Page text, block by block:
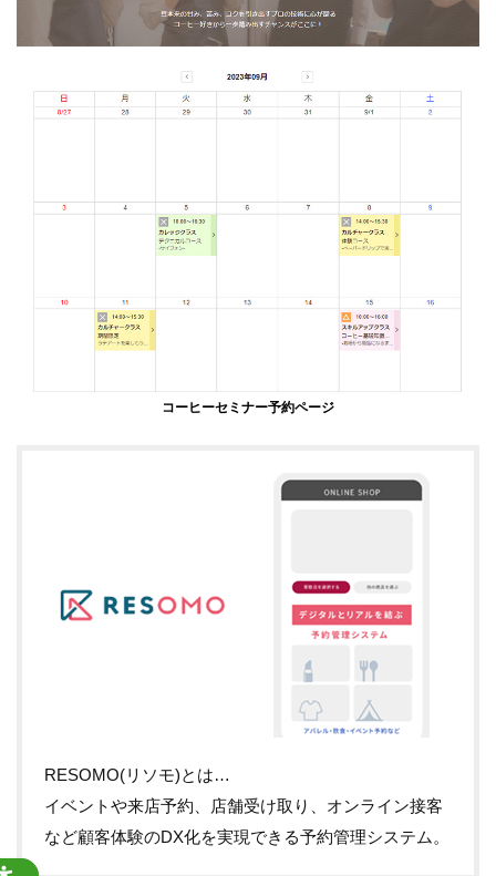
コーヒーセミナー予約ページ
RESOMO(リソモ)とは…
イベントや来店予約、店舗受け取り、オンライン接客
など顧客体験のDX化を実現できる予約管理システム。